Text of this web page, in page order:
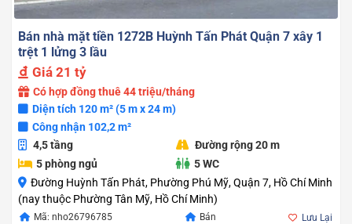
Bán nhà mặt tiền 1272B Huỳnh Tấn Phát Quận 7 xây 1
trệt 1 lửng 3 lầu
Giá 21 tỷ
Có hợp đồng thuê 44 triệu/tháng
Diện tích 120 m² (5 m x 24 m)
Công nhận 102,2 m²
4,5 tầng
Đường rộng 20 m
5 phòng ngủ
5 WC
Đường Huỳnh Tấn Phát, Phường Phú Mỹ, Quận 7, Hồ Chí Minh
(nay thuộc Phường Tân Mỹ, Hồ Chí Minh)
Mã: nho26796785 Bán Lưu Lại